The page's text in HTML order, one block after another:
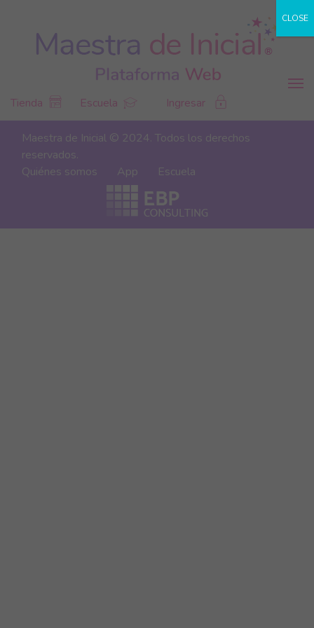
Tienda Escuela Ingresar
CLOSE
Maestra de Inicial © 2024. Todos los derechos
reservados.
Quiénes somos
App Escuela